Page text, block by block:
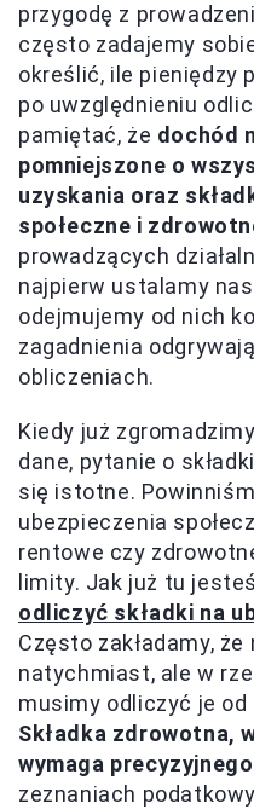
przygodę z
często zadajemy
określić, ile pieniędzy
po uwzględnieniu
pamiętać, że dochód
pomniejszone o
uzyskania oraz
społeczne i
prowadzących
najpierw ustalamy
odejmujemy od nich
zagadnienia
obliczeniach.
Kiedy już
dane, pytanie o
się istotne.
ubezpieczenia
rentowe czy
limity. Jak już tu
odliczyć składki na
Często zakładamy,
natychmiast, ale w
musimy odliczyć je
Składka zdrowotna,
wymaga
zeznaniach